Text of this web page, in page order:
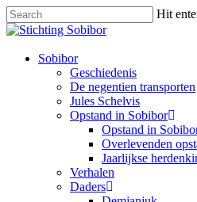
Hit
Sobibor
Geschiedenis
De negentien transporten
Jules Schelvis
Opstand in Sobibor
Opstand in
Overlevenden
Jaarlijkse
Verhalen
Daders